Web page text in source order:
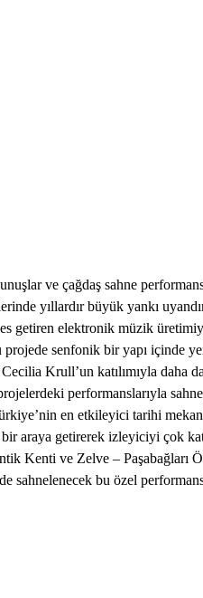
ve çağdaş sahne
yıllardır büyük yankı
getiren elektronik müzik
senfonik bir yapı içinde
Krull’un katılımıyla
performanslarıyla
en etkileyici tarihi
araya getirerek izleyiciyi çok
Kenti ve Zelve – Paşabağları
bu özel